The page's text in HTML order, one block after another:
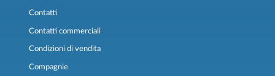
Contatti
Contatti commerciali
Condizioni di vendita
Compagnie